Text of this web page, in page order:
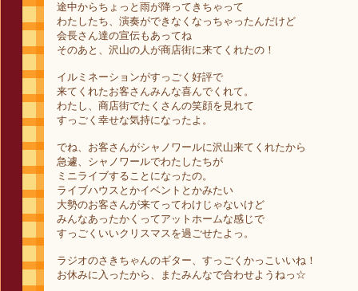
途中からちょっと雨が降ってきちゃって
わたしたち、演奏ができなくなっちゃったんだけど
会長さん達の宣伝もあってね
そのあと、沢山の人が商店街に来てくれたの！
イルミネーションがすっごく好評で
来てくれたお客さんみんな喜んでくれて。
わたし、商店街でたくさんの笑顔を見れて
すっごく幸せな気持になったよ。
でね、お客さんがシャノワールに沢山来てくれたから
急遽、シャノワールでわたしたちが
ミニライブすることになったの。
ライブハウスとかイベントとかみたい
大勢のお客さんが来てってわけじゃないけど
みんなあったかくってアットホームな感じで
すっごくいいクリスマスを過ごせたよっ。
ラジオのさきちゃんのギター、すっごくかっこいいね！
お休みに入ったから、またみんなで合わせようねっ☆